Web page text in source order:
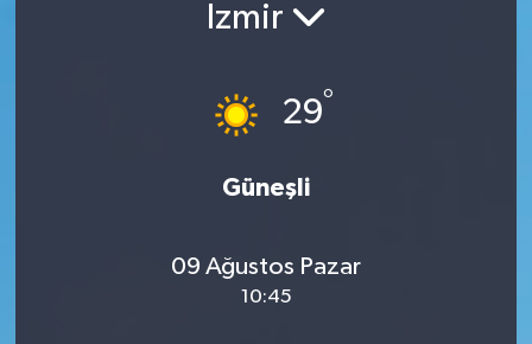
İzmir
29°
Güneşli
09 Ağustos Pazar
10:45